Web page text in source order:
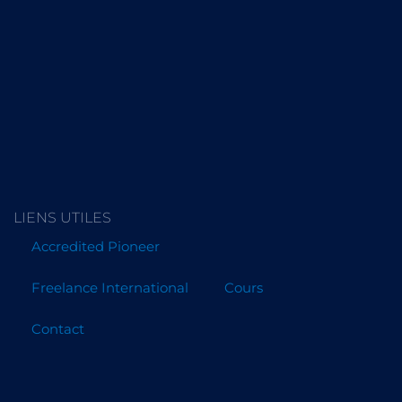
LIENS UTILES
Accredited Pioneer
Freelance International Cours
Contact